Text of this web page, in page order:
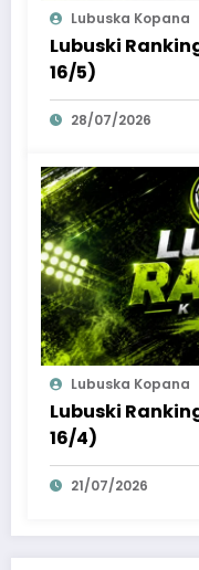
Lubuska Kopana
Lubuski
16/5)
28/07/2026
Lubuska Kopana
Lubuski
16/4)
21/07/2026